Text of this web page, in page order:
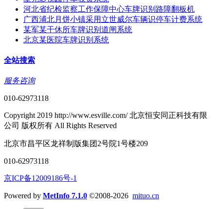
河北省纪检监察工作保障中心车牌识别路障翻板机
广西浦北月饼小镇采用立世威尔车辆识停车计费系统
某军某干休所车牌识别道闸系统
北京某医院车牌识别系统
全站搜索
服务咨询
010-62973118
Copyright 2019 http://www.esville.com/ 北京恒安同正科技有限
公司 版权所有 All Rights Reserved
北京市昌平区龙祥制版集团2号院1号楼209
010-62973118
京ICP备12009186号-1
Powered by MetInfo 7.1.0 ©2008-2026 mituo.cn